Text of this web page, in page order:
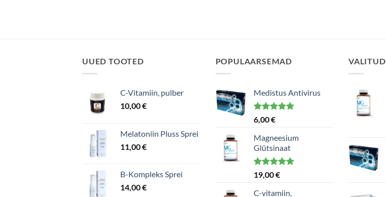
UUED TOOTED
C-Vitamiin, pulber
10,00€
Melatoniin Pluss Sprei
11,00€
B-Kompleks Sprei
14,00€
POPULAARSEMAD
Medistus Antivirus
Hinnanguga
5.00
6,00€
Magneesium
Glütsinaat
Hinnanguga
5.00
19,00€
C-vitamiin,
VALITUD